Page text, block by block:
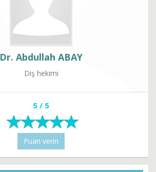
Dr. Abdullah ABAY
Diş hekimi
5 / 5
Puan verin